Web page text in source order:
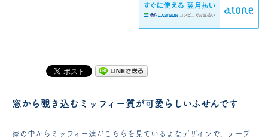
窓から覗き込むミッフィー質が可愛らしいふせんです
家の中からミッフィー達がこちらを見ているよなデザインで、テーブ